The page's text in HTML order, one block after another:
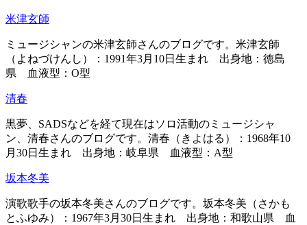
米津玄師
ミュージシャンの米津玄師さんのブログです。米津玄師
（よねづけんし）：1991年3月10日生まれ 出身地：徳島
県 血液型：O型
清春
黒夢、SADSなどを経て現在はソロ活動のミュージシャ
ン、清春さんのブログです。清春（きよはる）：1968年10
月30日生まれ 出身地：岐阜県 血液型：A型
坂本冬美
演歌歌手の坂本冬美さんのブログです。坂本冬美（さかも
とふゆみ）：1967年3月30日生まれ 出身地：和歌山県 血